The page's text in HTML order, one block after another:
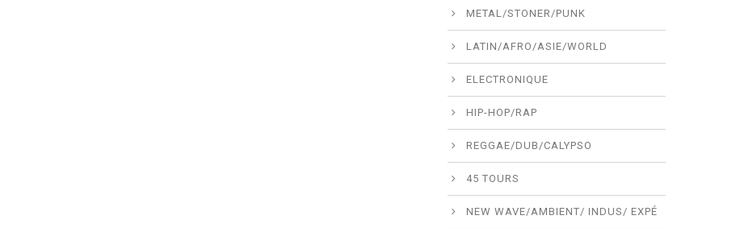
METAL/STONER/PUNK
LATIN/AFRO/ASIE/WORLD
ELECTRONIQUE
HIP-HOP/RAP
REGGAE/DUB/CALYPSO
45 TOURS
NEW WAVE/AMBIENT/ INDUS/ EXPÉ